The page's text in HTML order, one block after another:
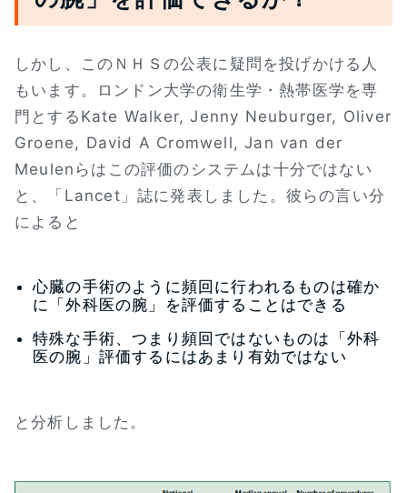
しかし、このＮＨＳの公表に疑問を投げかける人
もいます。ロンドン大学の衛生学・熱帯医学を専
門とするKate Walker, Jenny Neuburger, Oliver
Groene, David A Cromwell, Jan van der
Meulenらはこの評価のシステムは十分ではない
と、「Lancet」誌に発表しました。彼らの言い分
によると
心臓の手術のように頻回に行われるものは確か
に「外科医の腕」を評価することはできる
特殊な手術、つまり頻回ではないものは「外科
医の腕」評価するにはあまり有効ではない
と分析しました。